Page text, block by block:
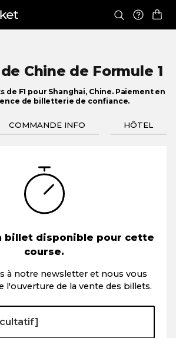
Chine de Formule 1
de F1 pour Shanghai, Chine. Paiement en
de billetterie de confiance.
COMMANDE INFO HÔTEL
billet disponible pour cette
course.
à notre newsletter et nous vous
l'ouverture de la vente des billets.